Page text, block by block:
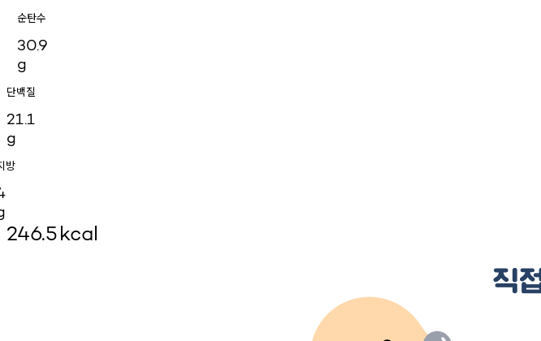
순탄수
30.9
g
단백질
21.1
g
방
246.5kcal